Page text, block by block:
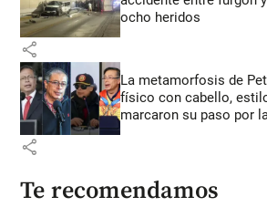
ocho heridos
share
La metamorfosis de
físico con cabello,
marcaron su paso por
share
Te recomendamos